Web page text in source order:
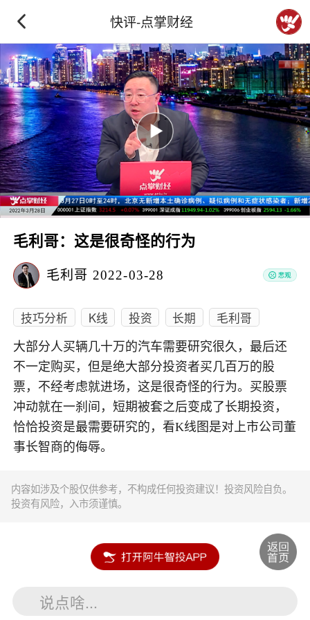
快评-点掌财经
毛利哥：这是很奇怪的行为
毛利哥 2022-03-28
技巧分析 K线 投资 长期 毛利哥
大部分人买辆几十万的汽车需要研究很久，最后还
不一定购买，但是绝大部分投资者买几百万的股
票，不经考虑就进场，这是很奇怪的行为。买股票
冲动就在一刹间，短期被套之后变成了长期投资，
恰恰投资是最需要研究的，看K线图是对上市公司董
事长智商的侮辱。
内容如涉及个股仅供参考，不构成任何投资建议！投资风险自负。
投资有风险，入市须谨慎。
说点啥...